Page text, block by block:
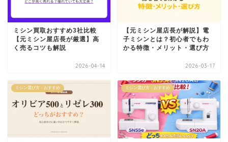
ミシン買取おすすめ3社比較
【元ミシン屋店長が厳選】高
く売るコツも解説
2026-04-14
【元ミシン屋店長が解説】電
子ミシンとは？初心者でもわ
かる特徴・メリット・選び方
2026-03-17
ミシン選び方・おすすめ ミシン選び方・おすすめ